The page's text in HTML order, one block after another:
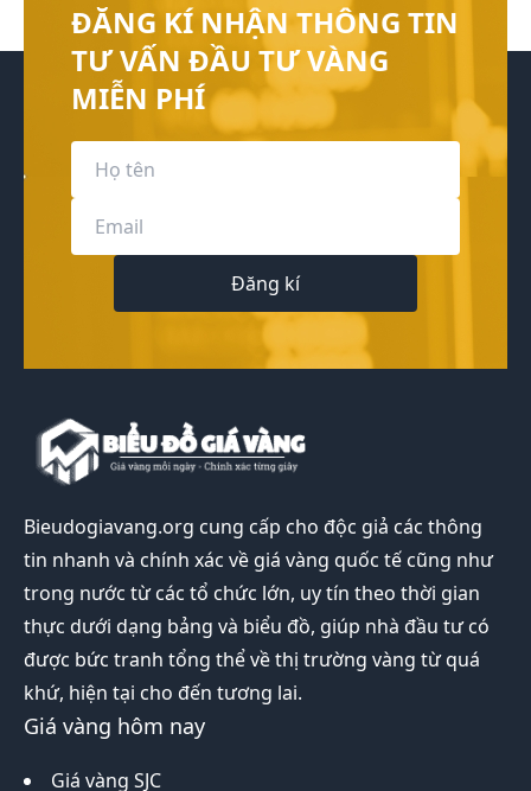
ĐĂNG KÍ NHẬN THÔNG TIN
TƯ VẤN ĐẦU TƯ VÀNG
MIỄN PHÍ
Đăng kí
Bieudogiavang.org cung cấp cho độc giả các thông
tin nhanh và chính xác về giá vàng quốc tế cũng như
trong nước từ các tổ chức lớn, uy tín theo thời gian
thực dưới dạng bảng và biểu đồ, giúp nhà đầu tư có
được bức tranh tổng thể về thị trường vàng từ quá
khứ, hiện tại cho đến tương lai.
Giá vàng hôm nay
Giá vàng SJC